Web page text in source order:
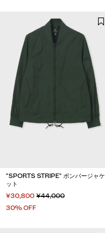
"SPORTS STRIPE" ボンバージャケ
ット
¥30,800 ¥44,000
30% OFF